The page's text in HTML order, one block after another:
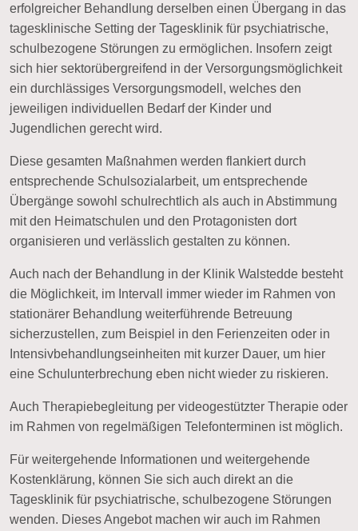
erfolgreicher Behandlung derselben einen Übergang in das
tagesklinische Setting der Tagesklinik für psychiatrische,
schulbezogene Störungen zu ermöglichen. Insofern zeigt
sich hier sektorübergreifend in der Versorgungsmöglichkeit
ein durchlässiges Versorgungsmodell, welches den
jeweiligen individuellen Bedarf der Kinder und
Jugendlichen gerecht wird.
Diese gesamten Maßnahmen werden flankiert durch
entsprechende Schulsozialarbeit, um entsprechende
Übergänge sowohl schulrechtlich als auch in Abstimmung
mit den Heimatschulen und den Protagonisten dort
organisieren und verlässlich gestalten zu können.
Auch nach der Behandlung in der Klinik Walstedde besteht
die Möglichkeit, im Intervall
immer wieder im Rahmen von
stationärer Behandlung weiterführende Betreuung
sicherzustellen, zum Beispiel in den Ferienzeiten oder in
Intensivbehandlungseinheiten mit kurzer Dauer, um hier
eine Schulunterbrechung eben nicht wieder zu riskieren.
Auch Therapiebegleitung per videogestützter Therapie oder
im Rahmen von regelmäßigen Telefonterminen ist möglich.
Für weitergehende Informationen und weitergehende
Kostenklärung, können Sie sich auch direkt an die
Tagesklinik für psychiatrische, schulbezogene Störungen
wenden. Dieses Angebot machen wir auch im Rahmen